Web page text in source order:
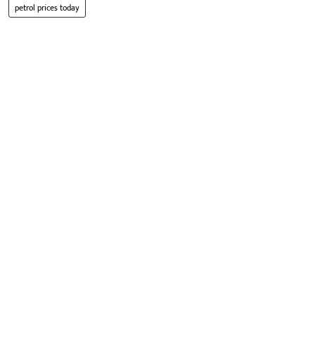
petrol prices today